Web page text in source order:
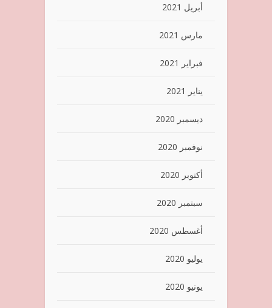
أبريل 2021
مارس 2021
فبراير 2021
يناير 2021
ديسمبر 2020
نوفمبر 2020
أكتوبر 2020
سبتمبر 2020
أغسطس 2020
يوليو 2020
يونيو 2020